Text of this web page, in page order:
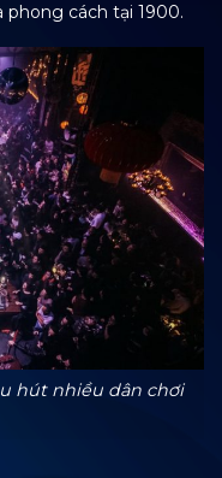
cách tại 1900.
hút nhiều dân chơi